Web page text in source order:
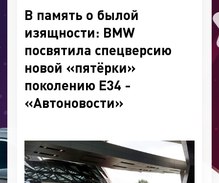
В память о былой
изящности: BMW
посвятила спецверсию
новой «пятёрки»
поколению E34 -
«Автоновости»